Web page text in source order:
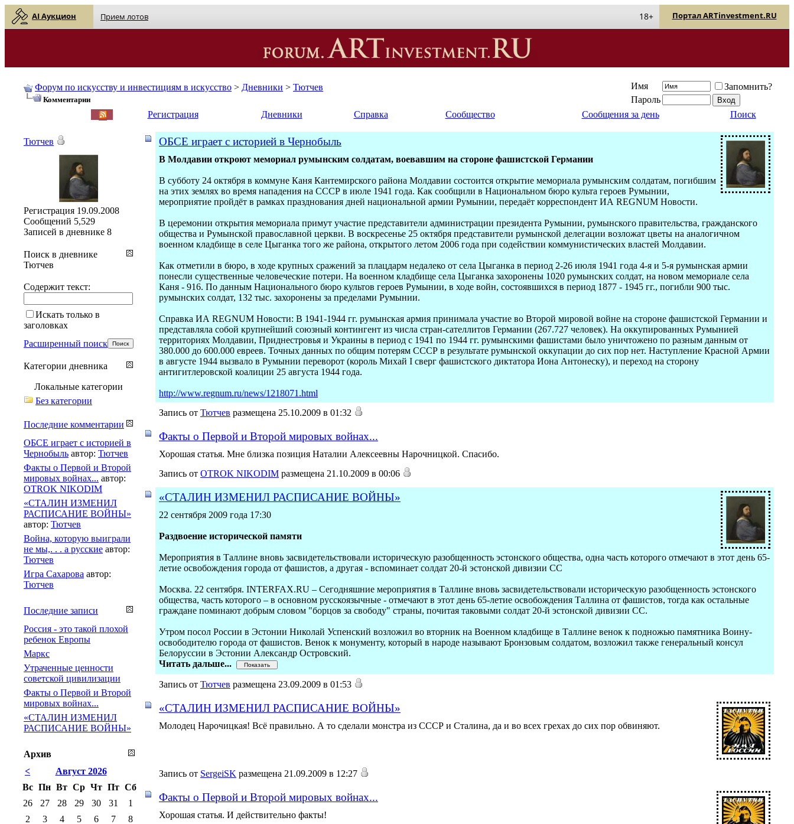
AI Аукцион Прием лотов Портал ARTinvestment.RU
18+
Форум по искусству и инвестициям в искусство > Дневники > Тютчев
Комментарии
Имя
Запомнить?
Пароль
Регистрация Дневники Справка Сообщество Сообщения за день Поиск
ОБСЕ играет с историей в Чернобыль
В Молдавии откроют мемориал румынским солдатам, воевавшим на стороне фашистской Германии
В субботу 24 октября в коммуне Каня Кантемирского района Молдавии состоится открытие мемориала румынским солдатам, погибшим
на этих землях во время нападения на СССР в июле 1941 года. Как сообщили в Национальном бюро культа героев Румынии,
мероприятие пройдёт в рамках празднования дней национальной армии Румынии, передаёт корреспондент ИА REGNUM Новости.
В церемонии открытия мемориала примут участие представители администрации президента Румынии, румынского правительства, гражданского
общества и Румынской православной церкви. В воскресенье 25 октября представители румынской делегации возложат цветы на аналогичном
военном кладбище в селе Цыганка того же района, открытого летом 2006 года при содействии коммунистических властей Молдавии.
Как отметили в бюро, в ходе крупных сражений за плацдарм недалеко от села Цыганка в период 2-26 июля 1941 года 4-я и 5-я румынская армии
понесли существенные человеческие потери. На военном кладбище села Цыганка захоронены 1020 румынских солдат, на новом мемориале села
Каня - 916. По данным Национального бюро культов героев Румынии, в ходе войн, состоявшихся в период 1877 - 1945 гг., погибли 900 тыс.
румынских солдат, 132 тыс. захоронены за пределами Румынии.
Справка ИА REGNUM Новости: В 1941-1944 гг. румынская армия принимала участие во Второй мировой войне на стороне фашистской Германии и
представляла собой крупнейший союзный контингент из числа стран-сателлитов Германии (267.727 человек). На оккупированных Румынией
территориях Молдавии, Приднестровья и Украины в период с 1941 по 1944 гг. румынскими фашистами было уничтожено по разным данным от
380.000 до 600.000 евреев. Точных данных по общим потерям СССР в результате румынской оккупации до сих пор нет. Наступление Красной Армии
в августе 1944 вызвало в Румынии переворот (король Михай I сверг фашистского диктатора Иона Антонеску), и переход на сторону
антигитлеровской коалиции 25 августа 1944 года.
http://www.regnum.ru/news/1218071.html
Запись от Тютчев размещена 25.10.2009 в 01:32
Факты о Первой и Второй мировых войнах...
Хорошая статья. Мне близка позиция Наталии Алексеевны Нарочницкой. Спасибо.
Запись от OTROK NIKODIM размещена 21.10.2009 в 00:06
«СТАЛИН ИЗМЕНИЛ РАСПИСАНИЕ ВОЙНЫ»
22 сентября 2009 года 17:30
Раздвоение исторической памяти
Мероприятия в Таллине вновь засвидетельствовали историческую разобщенность эстонского общества, одна часть которого отмечают в этот день 65-
летие освобождения города от фашистов, а другая - вспоминает солдат 20-й эстонской дивизии СС
Москва. 22 сентября. INTERFAX.RU – Сегодняшние мероприятия в Таллине вновь засвидетельствовали историческую разобщенность эстонского
общества, часть которого – в основном русскоязычные - отмечают в этот день 65-летие освобождения Таллина от фашистов, тогда как остальные
граждане поминают добрым словом "борцов за свободу" страны, почитая таковыми солдат 20-й эстонской дивизии СС.
Утром посол России в Эстонии Николай Успенский возложил во вторник на Военном кладбище в Таллине венок к подножью памятника Воину-
освободителю города от фашистов. Венок к монументу, который в народе называют Бронзовым солдатом, возложил также генеральный консул
Белоруссии в Эстонии Александр Островский.
Читать дальше...
Запись от Тютчев размещена 23.09.2009 в 01:53
«СТАЛИН ИЗМЕНИЛ РАСПИСАНИЕ ВОЙНЫ»
Молодец Нарочицкая! Всё правильно. А то сделали монстра из СССР и Сталина, да и во всех грехах до сих пор обвиняют.
Запись от SergeiSK размещена 21.09.2009 в 12:27
Факты о Первой и Второй мировых войнах...
Хорошая статья. И действительно факты!
Тютчев
Регистрация 19.09.2008
Сообщений 5,529
Записей в дневнике 8
Поиск в дневнике
Тютчев
Содержит текст:
Искать только в
заголовках
Расширенный поиск
Категории дневника
Локальные категории
Без категории
Последние комментарии
ОБСЕ играет с историей в
Чернобыль автор: Тютчев
Факты о Первой и Второй
мировых войнах... автор:
OTROK NIKODIM
«СТАЛИН ИЗМЕНИЛ
РАСПИСАНИЕ ВОЙНЫ»
автор: Тютчев
Война, которую выиграли
не мы,. . . а русские автор:
Тютчев
Игра Сахарова автор:
Тютчев
Последние записи
Россия - это такой плохой
ребенок Европы
Маркс
Утраченные ценности
советской цивилизации
Факты о Первой и Второй
мировых войнах...
«СТАЛИН ИЗМЕНИЛ
РАСПИСАНИЕ ВОЙНЫ»
Архив
<
Август 2026
Вс Пн Вт Ср Чт Пт Сб
26
27 28 29 30 31
1
2
3 4 5 6 7
8